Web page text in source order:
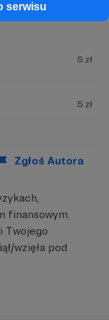
serwisu
5 zł
5 zł
Zgłoś Autora
finansowym.
Twojego
wzięła pod